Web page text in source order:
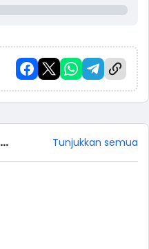
Tunjukkan semua